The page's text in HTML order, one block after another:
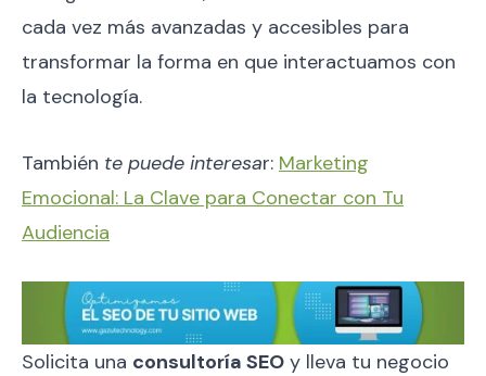
cada vez más avanzadas y accesibles para
transformar la forma en que interactuamos con
la tecnología.
También te puede interesar: Marketing
Emocional: La Clave para Conectar con Tu
Audiencia
Solicita una consultoría SEO y lleva tu negocio